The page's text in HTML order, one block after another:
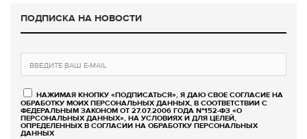
ПОДПИСКА НА НОВОСТИ
НАЖИМАЯ КНОПКУ «ПОДПИСАТЬСЯ», Я ДАЮ СВОЕ СОГЛАСИЕ НА
ОБРАБОТКУ МОИХ ПЕРСОНАЛЬНЫХ ДАННЫХ, В СООТВЕТСТВИИ С
ФЕДЕРАЛЬНЫМ ЗАКОНОМ ОТ 27.07.2006 ГОДА №152-ФЗ «О
ПЕРСОНАЛЬНЫХ ДАННЫХ», НА УСЛОВИЯХ И ДЛЯ ЦЕЛЕЙ,
ОПРЕДЕЛЕННЫХ В СОГЛАСИИ НА ОБРАБОТКУ ПЕРСОНАЛЬНЫХ
ДАННЫХ